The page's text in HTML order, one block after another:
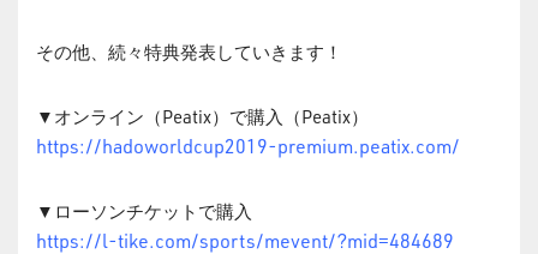
その他、続々特典発表していきます！
▼オンライン（Peatix）で購入（Peatix）
https://hadoworldcup2019-premium.peatix.com/
▼ローソンチケットで購入
https://l-tike.com/sports/mevent/?mid=484689